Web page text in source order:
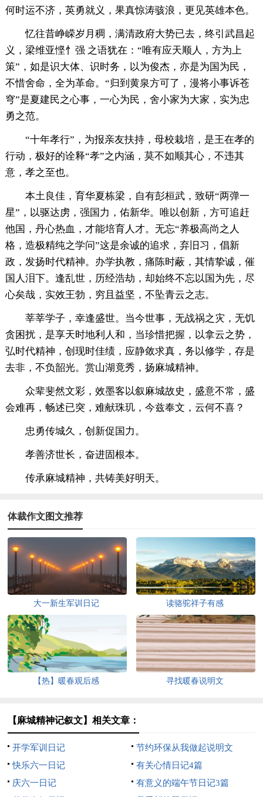
何时运不济，英勇就义，果真惊涛骇浪，更见英雄本色。
忆往昔峥嵘岁月稠，满清政府大势已去，终引武昌起
义，梁维亚悭忄强 之语犹在：“唯有应天顺人，方为上
策”，如是识大体、识时务，以为俊杰，亦是为国为民，
不惜舍命，全为革命。“归到黄泉方可了，漫将小事诉苍
穹”是夏建民之心事，一心为民，舍小家为大家，实为忠
勇之范。
“十年孝行”，为报亲友扶持，母校栽培，是王在孝的
行动，极好的诠释“孝”之内涵，莫不如顺其心，不违其
意，孝之至也。
本土良佳，育华夏栋梁，自有彭桓武，致研“两弹一
星”，以驱达虏，强国力，佑新华。唯以创新，方可追赶
他国，丹心热血，才能培育人才。无忘“养极高尚之人
格，造极精纯之学问”这是余诚的追求，弃旧习，倡新
政，发扬时代精神。办学执教，痛陈时蔽，其情挚诚，催
国人泪下。逢乱世，历经浩劫，却始终不忘以国为先，尽
心矣哉，实效王勃，穷且益坚，不坠青云之志。
莘莘学子，幸逢盛世。当今世事，无战祸之灾，无饥
贪困扰，是享天时地利人和，当珍惜把握，以拿云之势，
弘时代精神，创现时佳绩，应静敛求真，务以修学，存是
去非，不负韶光。赏山湖竟秀，扬麻城精神。
众辈斐然文彩，效墨客以叙麻城故史，盛意不常，盛
会难再，畅述已突，难献珠玑，今兹奉文，云何不喜？
忠勇传城久，创新促国力。
孝善济世长，奋进固根本。
传承麻城精神，共铸美好明天。
体裁作文图文推荐
大一新生军训日记 读骆驼祥子有感
【热】暖春观后感 寻找暖春说明文
【麻城精神记叙文】相关文章：
开学军训日记
节约环保从我做起说明文
快乐六一日记
有关心情日记4篇
庆六一日记
有意义的端午节日记3篇